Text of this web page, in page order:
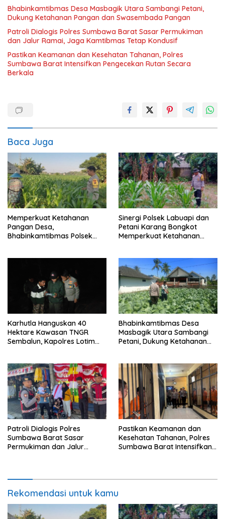
Bhabinkamtibmas Desa Masbagik Utara Sambangi Petani,
Dukung Ketahanan Pangan dan Swasembada Pangan
Patroli Dialogis Polres Sumbawa Barat Sasar Permukiman
dan Jalur Ramai, Jaga Kamtibmas Tetap Kondusif
Pastikan Keamanan dan Kesehatan Tahanan, Polres
Sumbawa Barat Intensifkan Pengecekan Rutan Secara
Berkala
Baca Juga
Memperkuat Ketahanan
Pangan Desa,
Bhabinkamtibmas Polsek
Sinergi Polsek Labuapi dan
Petani Karang Bongkot
Memperkuat Ketahanan
Karhutla Hanguskan 40
Hektare Kawasan TNGR
Sembalun, Kapolres Lotim
Bhabinkamtibmas Desa
Masbagik Utara Sambangi
Petani, Dukung Ketahanan
Patroli Dialogis Polres
Sumbawa Barat Sasar
Permukiman dan Jalur
Pastikan Keamanan dan
Kesehatan Tahanan, Polres
Sumbawa Barat Intensifkan
Rekomendasi untuk kamu